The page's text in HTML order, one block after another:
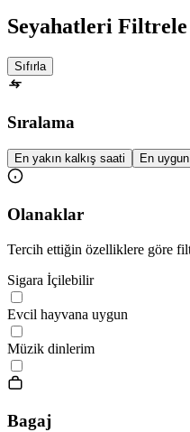
Seyahatleri Filtrele
Sıfırla
Sıralama
En yakın kalkış saati En
Olanaklar
Tercih ettiğin özelliklere göre
Sigara İçilebilir
Evcil hayvana uygun
Müzik dinlerim
Bagaj